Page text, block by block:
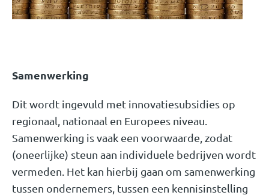
Samenwerking
Dit wordt ingevuld met innovatiesubsidies op
regionaal, nationaal en Europees niveau.
Samenwerking is vaak een voorwaarde, zodat
(oneerlijke) steun aan individuele bedrijven wordt
vermeden. Het kan hierbij gaan om samenwerking
tussen ondernemers, tussen een kennisinstelling